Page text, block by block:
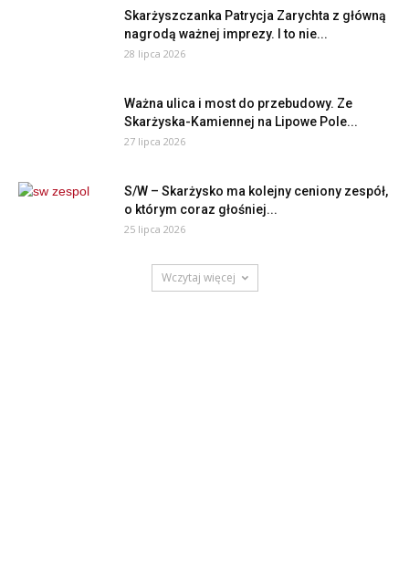
Skarżyszczanka Patrycja Zarychta z główną
nagrodą ważnej imprezy. I to nie...
28 lipca 2026
Ważna ulica i most do przebudowy. Ze
Skarżyska-Kamiennej na Lipowe Pole...
27 lipca 2026
S/W – Skarżysko ma kolejny ceniony zespół,
o którym coraz głośniej...
25 lipca 2026
Wczytaj więcej